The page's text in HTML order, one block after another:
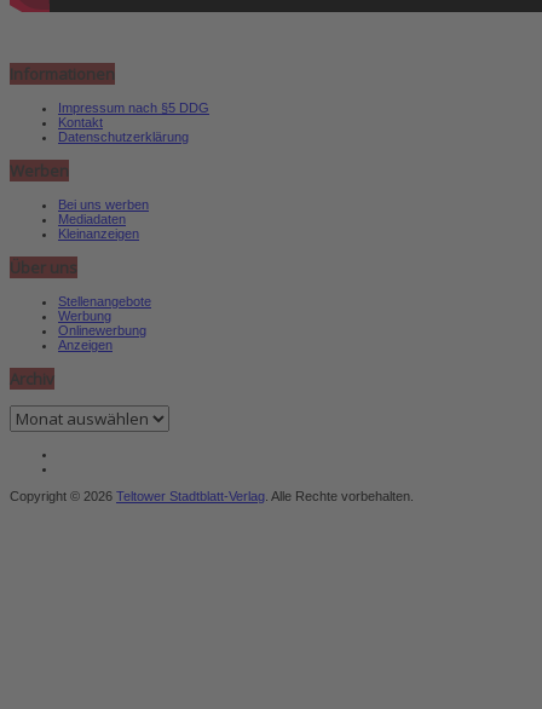
Informationen
Impressum nach §5 DDG
Kontakt
Datenschutzerklärung
Werben
Bei uns werben
Mediadaten
Kleinanzeigen
Über uns
Stellenangebote
Werbung
Onlinewerbung
Anzeigen
Archiv
Archiv
Copyright © 2026 Teltower Stadtblatt-Verlag . Alle Rechte vorbehalten.